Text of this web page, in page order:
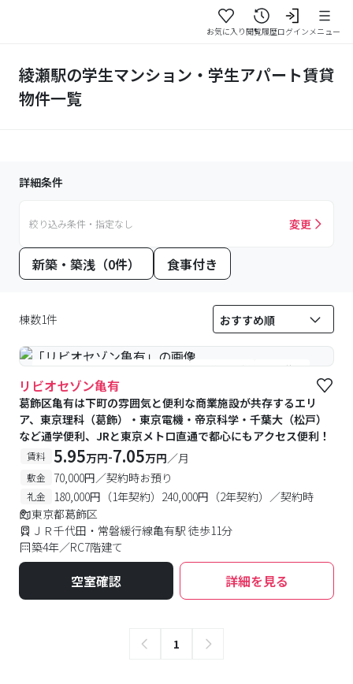
お気に入り閲覧履歴ログインメニュー
綾瀬駅の学生マンション・学生アパート賃貸
物件一覧
詳細条件
絞り込み条件・指定なし 変更
新築・築浅（0件） 食事付き
棟数1件
#食事付き #女性専用フロアあり #予約受付中 #空室待ち
リビオセゾン亀有
葛飾区亀有は下町の雰囲気と便利な商業施設が共存するエリ
ア、東京理科（葛飾）・東京電機・帝京科学・千葉大（松戸）
など通学便利、JRと東京メトロ直通で都心にもアクセス便利！
賃料 5.95万円-7.05万円／月
敷金 70,000円／契約時お預り
礼金
180,000円（1年契約）240,000円（2年契約）／契約時
東京都葛飾区
ＪＲ千代田・常磐緩行線亀有駅 徒歩11分
築4年／RC7階建て
空室確認 詳細を見る
1